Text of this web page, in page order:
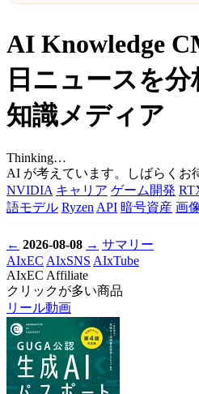
AI Knowledge
日ニュースを
知識メディア
Thinking…
AI が考えています。しばらくお
NVIDIA キャリア ゲーム開発
語モデル RyzenAPI 暗号資産 画
← 2026-08-08 → サマリー
AIxEC AIxSNS AIxTube
AIxEC Affiliate
クリックが多い商品
リール動画